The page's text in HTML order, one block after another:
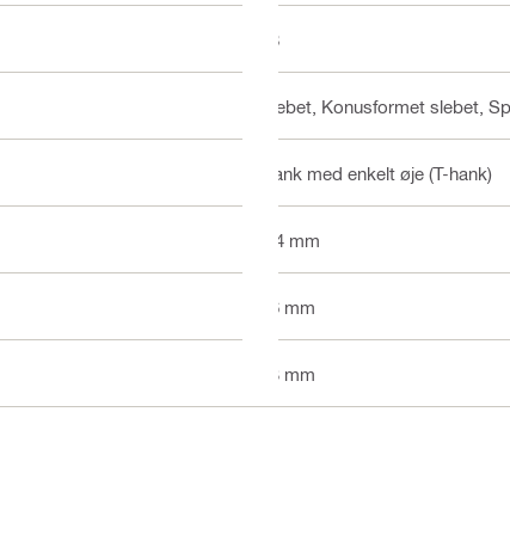
18
Slebet, Konusformet slebet,
Hank med enkelt øje (T-hank)
1.4 mm
56 mm
83 mm